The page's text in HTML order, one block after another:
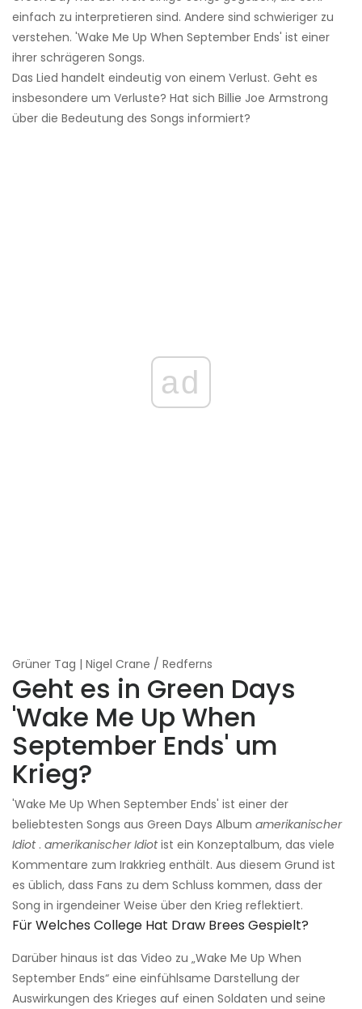
einfach zu interpretieren sind. Andere sind schwieriger zu
verstehen. 'Wake Me Up When September Ends' ist einer
ihrer schrägeren Songs.
Das Lied handelt eindeutig von einem Verlust. Geht es
insbesondere um Verluste? Hat sich Billie Joe Armstrong
über die Bedeutung des Songs informiert?
ad
Grüner Tag | Nigel Crane / Redferns
Geht es in Green Days
'Wake Me Up When
September Ends' um
Krieg?
'Wake Me Up When September Ends' ist einer der
beliebtesten Songs aus Green Days Album amerikanischer
Idiot. amerikanischer Idiotist ein Konzeptalbum, das viele
Kommentare zum Irakkrieg enthält. Aus diesem Grund ist
es üblich, dass Fans zu dem Schluss kommen, dass der
Song in irgendeiner Weise über den Krieg reflektiert.
Für Welches College Hat Draw Brees Gespielt?
Darüber hinaus ist das Video zu „Wake Me Up When
September Ends“ eine einfühlsame Darstellung der
Auswirkungen des Krieges auf einen Soldaten und seine